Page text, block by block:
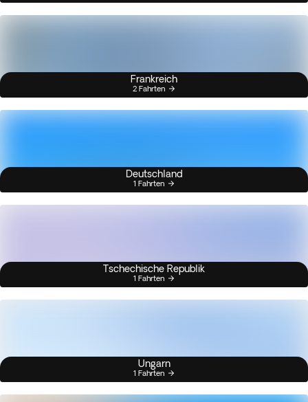
Frankreich
2 Fahrten
Deutschland
1 Fahrten
Tschechische Republik
1 Fahrten
Ungarn
1 Fahrten